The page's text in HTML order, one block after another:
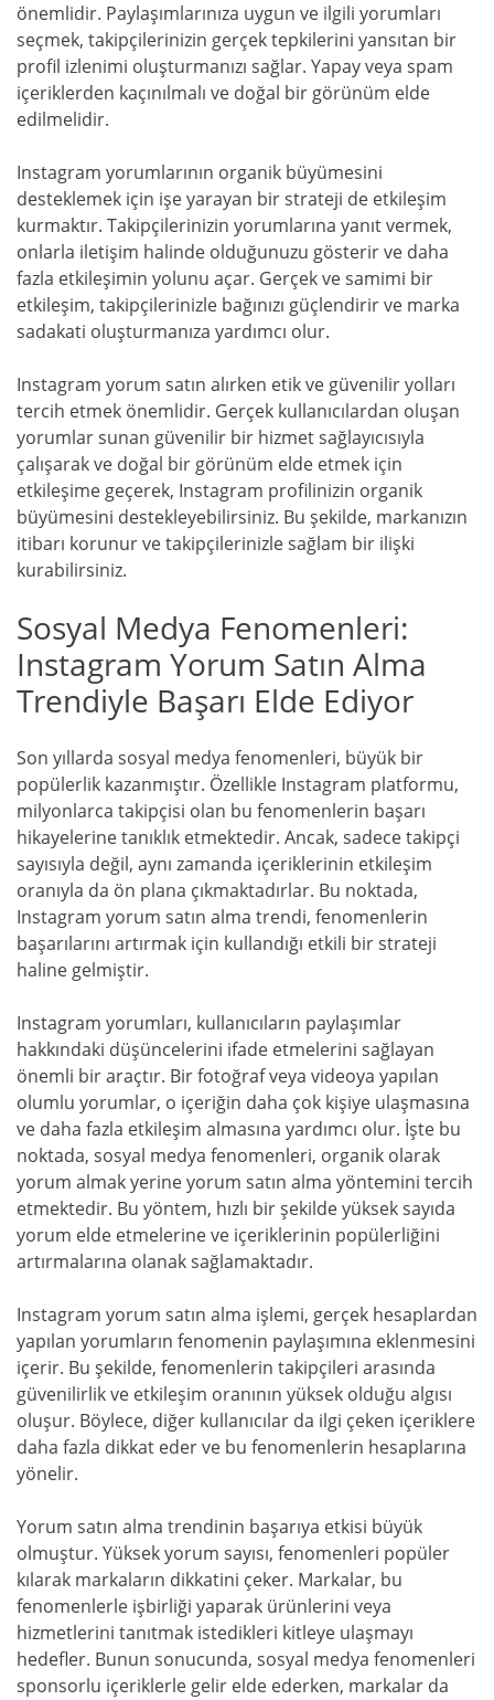
önemlidir. Paylaşımlarınıza uygun ve ilgili yorumları
seçmek, takipçilerinizin gerçek tepkilerini yansıtan bir
profil izlenimi oluşturmanızı sağlar. Yapay veya spam
içeriklerden kaçınılmalı ve doğal bir görünüm elde
edilmelidir.
Instagram yorumlarının organik büyümesini
desteklemek için işe yarayan bir strateji de etkileşim
kurmaktır. Takipçilerinizin yorumlarına yanıt vermek,
onlarla iletişim halinde olduğunuzu gösterir ve daha
fazla etkileşimin yolunu açar. Gerçek ve samimi bir
etkileşim, takipçilerinizle bağınızı güçlendirir ve marka
sadakati oluşturmanıza yardımcı olur.
Instagram yorum satın alırken etik ve güvenilir yolları
tercih etmek önemlidir. Gerçek kullanıcılardan oluşan
yorumlar sunan güvenilir bir hizmet sağlayıcısıyla
çalışarak ve doğal bir görünüm elde etmek için
etkileşime geçerek, Instagram profilinizin organik
büyümesini destekleyebilirsiniz. Bu şekilde, markanızın
itibarı korunur ve takipçilerinizle sağlam bir ilişki
kurabilirsiniz.
Sosyal Medya Fenomenleri:
Instagram Yorum Satın Alma
Trendiyle Başarı Elde Ediyor
Son yıllarda sosyal medya fenomenleri, büyük bir
popülerlik kazanmıştır. Özellikle Instagram platformu,
milyonlarca takipçisi olan bu fenomenlerin başarı
hikayelerine tanıklık etmektedir. Ancak, sadece takipçi
sayısıyla değil, aynı zamanda içeriklerinin etkileşim
oranıyla da ön plana çıkmaktadırlar. Bu noktada,
Instagram yorum satın alma trendi, fenomenlerin
başarılarını artırmak için kullandığı etkili bir strateji
haline gelmiştir.
Instagram yorumları, kullanıcıların paylaşımlar
hakkındaki düşüncelerini ifade etmelerini sağlayan
önemli bir araçtır. Bir fotoğraf veya videoya yapılan
olumlu yorumlar, o içeriğin daha çok kişiye ulaşmasına
ve daha fazla etkileşim almasına yardımcı olur. İşte bu
noktada, sosyal medya fenomenleri, organik olarak
yorum almak yerine yorum satın alma yöntemini tercih
etmektedir. Bu yöntem, hızlı bir şekilde yüksek sayıda
yorum elde etmelerine ve içeriklerinin popülerliğini
artırmalarına olanak sağlamaktadır.
Instagram yorum satın alma işlemi, gerçek hesaplardan
yapılan yorumların fenomenin paylaşımına eklenmesini
içerir. Bu şekilde, fenomenlerin takipçileri arasında
güvenilirlik ve etkileşim oranının yüksek olduğu algısı
oluşur. Böylece, diğer kullanıcılar da ilgi çeken içeriklere
daha fazla dikkat eder ve bu fenomenlerin hesaplarına
yönelir.
Yorum satın alma trendinin başarıya etkisi büyük
olmuştur. Yüksek yorum sayısı, fenomenleri popüler
kılarak markaların dikkatini çeker. Markalar, bu
fenomenlerle işbirliği yaparak ürünlerini veya
hizmetlerini tanıtmak istedikleri kitleye ulaşmayı
hedefler. Bunun sonucunda, sosyal medya fenomenleri
sponsorlu içeriklerle gelir elde ederken, markalar da